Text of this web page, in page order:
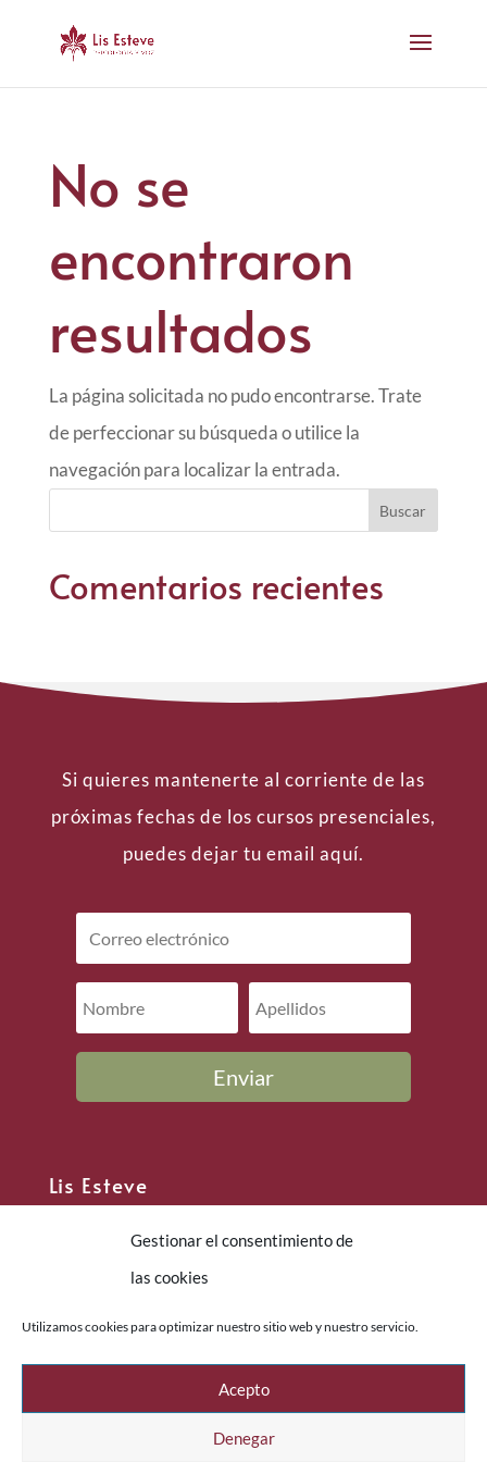
Gestionar el consentimiento de
las cookies
Utilizamos cookies para optimizar nuestro sitio web y nuestro servicio.
Acepto
Denegar
No se
encontraron
resultados
La página solicitada no pudo encontrarse. Trate
de perfeccionar su búsqueda o utilice la
navegación para localizar la entrada.
Comentarios recientes
Si quieres mantenerte al corriente de las
próximas fechas de los cursos presenciales,
puedes dejar tu email aquí.
Enviar
Lis Esteve
Sobre Lis Esteve